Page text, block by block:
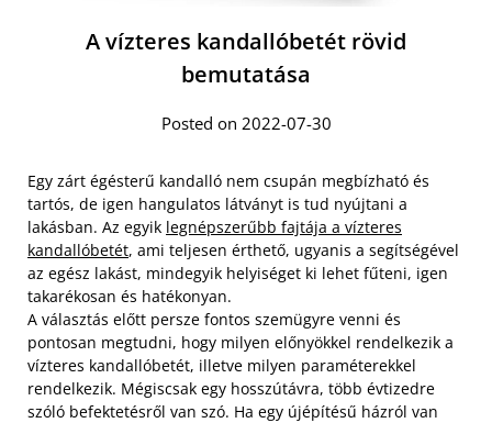
A vízteres kandallóbetét rövid
bemutatása
Posted on 2022-07-30
Egy zárt égésterű kandalló nem csupán megbízható és
tartós, de igen hangulatos látványt is tud nyújtani a
lakásban. Az egyik legnépszerűbb fajtája a vízteres
kandallóbetét, ami teljesen érthető, ugyanis a segítségével
az egész lakást, mindegyik helyiséget ki lehet fűteni, igen
takarékosan és hatékonyan.
A választás előtt persze fontos szemügyre venni és
pontosan megtudni, hogy milyen előnyökkel rendelkezik a
vízteres kandallóbetét, illetve milyen paraméterekkel
rendelkezik. Mégiscsak egy hosszútávra, több évtizedre
szóló befektetésről van szó. Ha egy újépítésű házról van